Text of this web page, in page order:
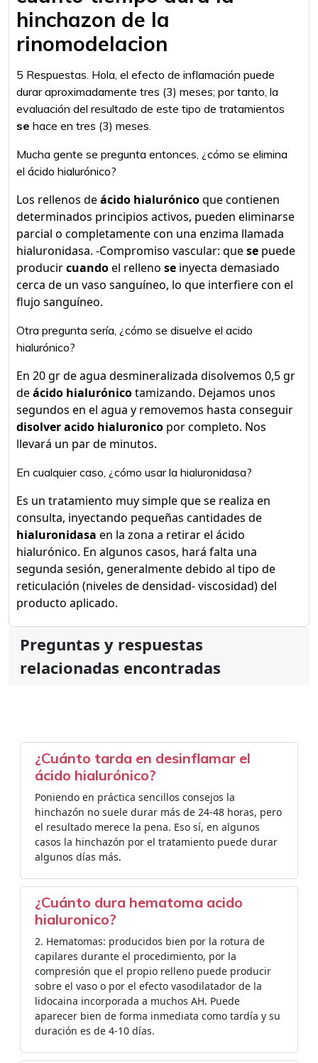
hinchazon de la
rinomodelacion
5 Respuestas. Hola, el efecto de inflamación puede
durar aproximadamente tres (3) meses; por tanto, la
evaluación del resultado de este tipo de tratamientos
se hace en tres (3) meses.
Mucha gente se pregunta entonces, ¿cómo se elimina
el ácido hialurónico?
Los rellenos deácido hialurónicoque contienen
determinados principios activos, pueden eliminarse
parcial o completamente con una enzima llamada
hialuronidasa. -Compromiso vascular: quese puede
producircuandoel relleno se inyecta demasiado
cerca de un vaso sanguíneo, lo que interfiere con el
flujo sanguíneo.
Otra pregunta sería, ¿cómo se disuelve el acido
hialurónico?
En 20 gr de agua desmineralizada disolvemos 0,5 gr
deácido hialurónicotamizando. Dejamos unos
segundos en el agua y removemos hasta conseguir
disolver acido hialuronico por completo. Nos
llevará un par de minutos.
En cualquier caso, ¿cómo usar la hialuronidasa?
Es un tratamiento muy simple que se realiza en
consulta, inyectando pequeñas cantidades de
hialuronidasa en la zona a retirar el ácido
hialurónico. En algunos casos, hará falta una
segunda sesión, generalmente debido al tipo de
reticulación (niveles de densidad- viscosidad) del
producto aplicado.
Preguntas y respuestas
relacionadas encontradas
¿Cuánto tarda en desinflamar el
ácido hialurónico?
Poniendo en práctica sencillos consejos la
hinchazón no suele durar más de 24-48 horas, pero
el resultado merece la pena. Eso sí, en algunos
casos la hinchazón por el tratamiento puede durar
algunos días más.
¿Cuánto dura hematoma acido
hialuronico?
2. Hematomas: producidos bien por la rotura de
capilares durante el procedimiento, por la
compresión que el propio relleno puede producir
sobre el vaso o por el efecto vasodilatador de la
lidocaina incorporada a muchos AH. Puede
aparecer bien de forma inmediata como tardía y su
duración es de 4-10 días.